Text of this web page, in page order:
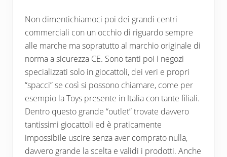
Non dimentichiamoci poi dei grandi centri
commerciali con un occhio di riguardo sempre
alle marche ma sopratutto al marchio originale di
norma a sicurezza CE. Sono tanti poi i negozi
specializzati solo in giocattoli, dei veri e propri
“spacci” se così si possono chiamare, come per
esempio la Toys presente in Italia con tante filiali.
Dentro questo grande “outlet” trovate davvero
tantissimi giocattoli ed è praticamente
impossibile uscire senza aver comprato nulla,
davvero grande la scelta e validi i prodotti. Anche